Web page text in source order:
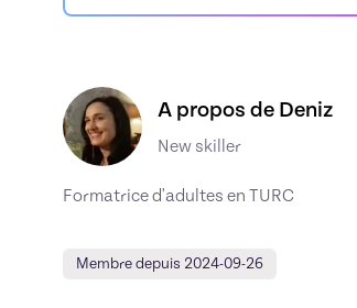
Découvrez le profil de
A propos de Deniz
New skiller
Formatrice d'adultes en TURC
Membre depuis 2024-09-26